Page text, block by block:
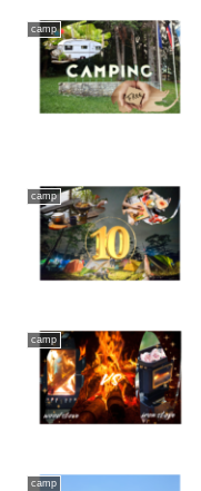
camp
camp
camp
camp